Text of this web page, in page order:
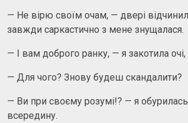
— Не вірю своїм очам, — двері
завжди саркастично з мене знущалася.
— І вам доброго ранку, — я закотила
— Для чого? Знову будеш скандалити?
— Ви при своєму розумі!? — я
всередину.